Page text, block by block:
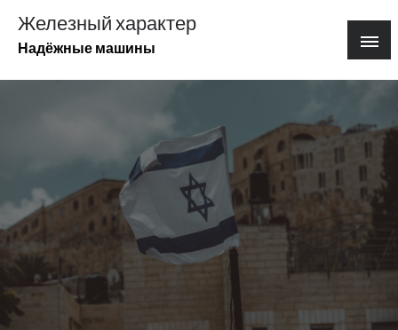
содержимому
Железный характер
Надёжные машины